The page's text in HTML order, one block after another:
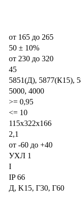
от 165 до 265
50 ± 10%
от 230 до 320
45
5851(Д), 5877(К15),
5000, 4000
>= 0,95
<= 10
115х322х166
2,1
от -60 до +40
УХЛ 1
I
IP 66
Д, K15, Г30, Г60